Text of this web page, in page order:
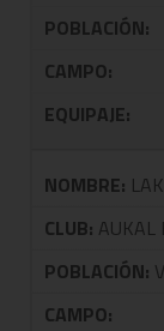
POBLACIÓN:
CAMPO:
EQUIPAJE:
NOMBRE:
CLUB: AUKAL
POBLACIÓN:
CAMPO: